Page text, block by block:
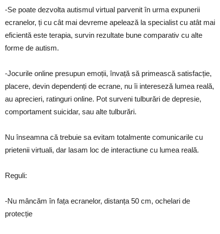
-Se poate dezvolta autismul virtual parvenit în urma expunerii
ecranelor, ți cu cât mai devreme apelează la specialist cu atât mai
eficientă este terapia, survin rezultate bune comparativ cu alte
forme de autism.
-Jocurile online presupun emoții, învață să primească satisfacție,
placere, devin dependenți de ecrane, nu îi intereseză lumea reală,
au aprecieri, ratinguri online. Pot surveni tulburări de depresie,
comportament suicidar, sau alte tulburări.
Nu înseamna că trebuie sa evitam totalmente comunicarile cu
prietenii virtuali, dar lasam loc de interactiune cu lumea reală.
Reguli:
-Nu mâncăm în fața ecranelor, distanța 50 cm, ochelari de
protecție